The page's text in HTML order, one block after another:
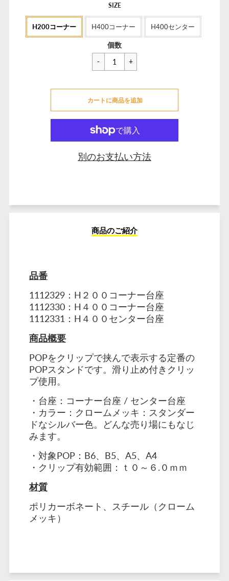
セ
ー
ル
価
格
SIZE
H200コーナー H400コーナー H400センター
一
般
価
¥1,507
個数
カートに商品を追加
別のお支払い方法
商品のご紹介
品番
1112329：H２００コーナー台座
1112330：H４００コーナー台座
1112331：H４００センター台座
商品概要
POPをクリップで挟んで表示する定番の
POPスタンドです。滑り止め付きクリッ
プ使用。
・台座：コーナー台座 / センター台座
・カラー：クロームメッキ：スタンダー
ドなシルバー色。どんな売り場にもなじ
みます。
・対象POP：B6、B5、A5、A4
・クリップ有効範囲：ｔ０～６.０ｍｍ
材質
ポリカーボネート、スチール（クローム
メッキ）